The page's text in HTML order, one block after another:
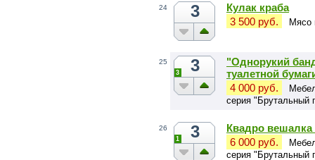
24 3
Кулак краба
3 500 руб.
Мясо
25 3
3
"Однорукий
туалетной
4 000 руб.
серия "Брутальный
26 3
1
Квадро вешалка
6 000 руб.
серия "Брутальный